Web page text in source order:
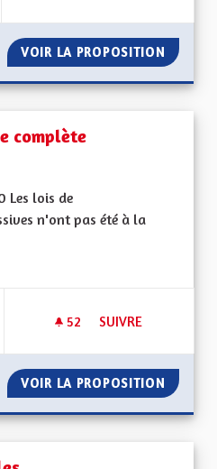
VOIR LA PROPOSITION VERS
complète
Les lois de
n'ont pas été à la
: Autres
52 52 ABONNÉS
SUIVRE
VOIR LA PROPOSITION VERS